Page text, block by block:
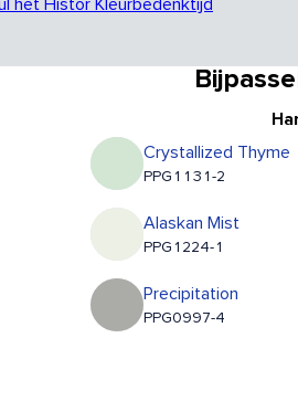
het Histor Kleurbedenktijd
Crystallized Thyme
PPG1131-2
Alaskan Mist
PPG1224-1
Precipitation
PPG0997-4